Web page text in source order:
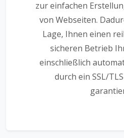
zur einfachen
von Webseiten.
Lage, Ihnen einen
sicheren Betrieb
einschließlich
durch ein SSL/